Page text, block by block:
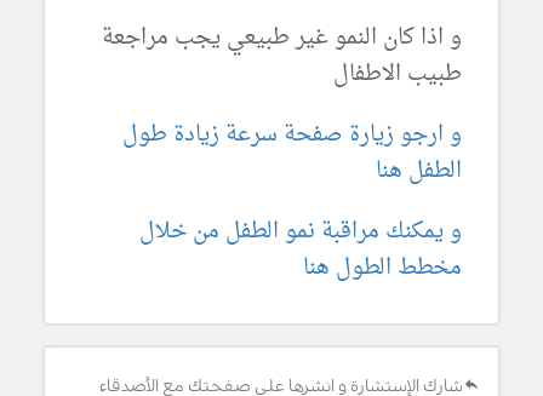
و اذا كان النمو غير طبيعي يجب مراجعة
طبيب الاطفال
و ارجو زيارة صفحة سرعة زيادة طول
الطفل هنا
و يمكنك مراقبة نمو الطفل من خلال
مخطط الطول هنا
شارك الإستشارة و انشرها على صفحتك مع الأصدقاء